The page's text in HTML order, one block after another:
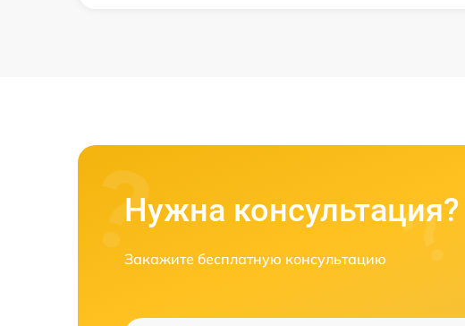
Нужна консультация?
Закажите бесплатную консультацию